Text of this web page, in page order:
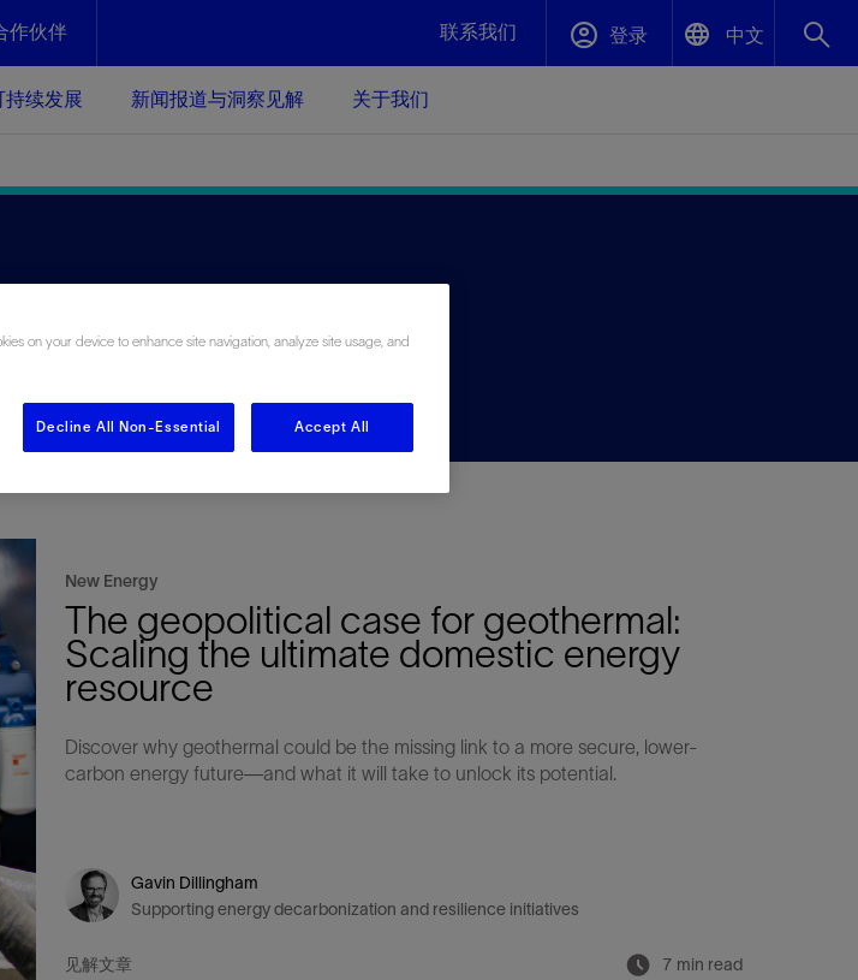
作伙伴 联系我们 登录 中文
持续发展 新闻报道与洞察见解 关于我们
最大化您的投资回报 - 恢复更多、更快变
高效封堵弃井，确保井筒完整性
获取更成熟的油气田储备，缩短新油气田开
斯伦贝谢利用地热能源
现
斯伦贝谢消除甲烷排放
为了更好的明天，努力消除作业运营中的甲
烷排放和明火燃烧
斯伦贝谢减少碳足迹
通过实用的、经过量化验证的解决方案来减
少碳排放和对环境的影响
减
制造与规模化
更
由SLB研发的工程数智化AI软件
地震
井下地震
地震处理软件
地震数据处理
地面与井下测井
快速解释成果
自动测井平台
随钻测井
电缆裸眼测井
电缆套管测井
录井
储层测试
地面试井
无明火试油及清井
返排试油
储层取样
无线遥测
岩石与流体分析
储层实验室
岩心分析
流体分析
油藏描述软件
数据与分析软件
数据分析
数据管理
井筒测井解释
解释与设计
实时作业
经济软件
钻机与钻机设备
控压钻井设备
控压钻井服务
钻机设备
井口与采油树系统
钻井服务
钻头
定向钻井
扩眼
钻井液解决方案、系统及产品
钻井液添加剂
钻井液模拟软件
非水基钻井液
固控与岩屑管理
固井
固井质量评估
固井软件
泥浆驱替和隔离液
CemCRETE 固井技术
深水固井
气体迁移控制
测量
随钻测井
随钻测量
陀螺测斜服务
数字化钻井软件
完井
电气完井
流量控制设备
实时光纤解释与分析
完井封隔器
智能完井
压裂桥塞和滑套
流体、固井与工具
完井盐水
盐水置换
钻井液
过滤
钻井液漏失控制
封隔液
人工举升
矿井排水的人工提升系统
智能电梯
优化人工举升
螺杆泵
电动潜水螺杆泵系统
柱塞提升
油藏增产服务
智能压裂
压裂与返排设备
酸化服务
压裂液输送系统
地面与井下测井
录井
电缆裸眼测井
数字化钢丝作业
服务于产能绩效的数字化
处理与分离
面向过程系统性能的数字化服务
生产设施
采出水处理
固体管理
运营优化服务
作业支持
生产系统
人工举升
阀门与执行器
节流阀
监测与监控
电缆套管测井
地面试油
计量与自动化系统
生产用化学品与服务
设备完整性
流动保障
天然气净化
生产化学性能的数字服务
油气田开发与生产软件
生产保障
生产作业
中游服务
机器人自主检查
设备监控与优化
阀门和执行机构
管道泵
中游软件
快速生产响应解决方案
智能干预
自动修井
连续油管作业
电动井下CT控制系统
实时井下盘管作业服务
射孔
地面设备
修井工具与解决方案
钢丝井干预
数字化钢丝作业
钢丝机械化作业
电缆井干预
电缆爬行器
电缆修井
电缆套管测井
海底修井
海底服务联盟
油气田寿命修井服务
无隔水套管弃井作业
抢修服务
套管维修
安全阀修复
抢险防砂
井筒完整性评估
电缆修井
地表井测试
井筒完整性评估
双管柱封隔评价
超声波固井质量评估
高分辨率双井径
油管冲孔和切割
爆炸油管切割
数字钢丝干预作业
机械油管割刀
桥塞坐封和取出
数字钢丝干预作业
钢丝机械干预作业
井筒重入问题
电缆动力干预作业
连续油管机械干预作业
封隔屏障材料
弃井固井
无钻机弃井解决方案
海底联合作业
无钻机开放水域弃井作业
一体化开发
一体化生产
数据分析
经济计划
地球化学
地质学
地质力学
地球物理
油气系统
岩石物理
油藏工程
储层描述
数字井筒解决方案
井眼地质分析
测井解释评价
油气田发展计划
勘探计划
经济计划
钻井设计
钻井施工
地下顾问
智能生产工作室
生产运营
举升优化
完整性管理
碳减排顾问
资产表现
设备健康及可靠性
管道完整性
工艺优化
维护计划
生产保障
生产分析
生产顾问
生产潜力挖掘
生产运营数据
云端数据解决方案
数据科学
数据管理
本地数据解决方案
企业级数据管理
生产数据管理系统
数据可视化分析
定制人工智能解决方案
量身定制的解决方案
人工智能与分析
物联网尖端人工智能
数字化碳捕集与碳封存利用
低碳能源
云端服务
云端解决方案与设计
数据过渡与数据管理
技术咨询
油气藏模拟及应用
钻井服务
流动保障解决方案
油气田咨询服务
地震处理及解释服务
井筒测井解析
管理解决方案与服务
光学气体成像相机
甲烷增值转化咨询
甲烷数字化平台
消减常规火炬
消除非常规火炬
提升火炬内燃效率
碳捕获与加工
气体处理系统
先进的碳捕获
加工、压缩与流动保障软件
碳运输
加工、压缩与流动保障软件
水平泵送系统
管道化学品及服务
碳封存
碳封存场地评估
碳封存注入作业、测量、监测与验
碳封存井设计与建设
碳封存监管许可
地热勘探
地热场地评估
地热地球物理分析
地热勘探钻探
地热可行性
地热场地评估
地热勘探钻探
地热储层数值模拟
地热田开发
地热储层数值模拟
地热建井
地热增产
地热资源一体化开发
清洁制氢技术
氢工艺建模
锂盐湖资源建模
锂卤水盆地资源报告
Smackover 游戏
可持续锂生产
盐水技术质量计算器
碳捕获与加工
气体处理系统
先进的碳捕获
加工、压缩与流动保障软件
碳运输
加工、压缩与流动保障软件
水平泵送系统
管道化学品及服务
碳封存
碳封存场地评估
碳封存注入作业、测量、监测与验
碳封存井设计与建设
碳封存监管许可
中
们
我们以人为本——尊重人权，建设更多元、
更包容的工作场所，并努力实现积极的社会
经济效益
教育推广
与世界各地的思想领袖一起步入能源的未来
致力于和谐地球家园的繁荣发展——为了气
候、人类与自然
New Energy
The geopolitical case for geothermal:
Scaling the ultimate domestic energy
resource
Discover why geothermal could be the missing link to a more secure, lower-
carbon energy future—and what it will take to unlock its potential.
Gavin Dillingham
Supporting energy decarbonization and resilience initiatives
见解文章 7 min read
on your device to enhance site navigation, analyze site usage, and
Decline All Non-Essential Accept All